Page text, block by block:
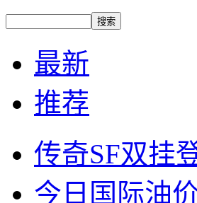
最新
推荐
传奇SF双挂
今日国际油